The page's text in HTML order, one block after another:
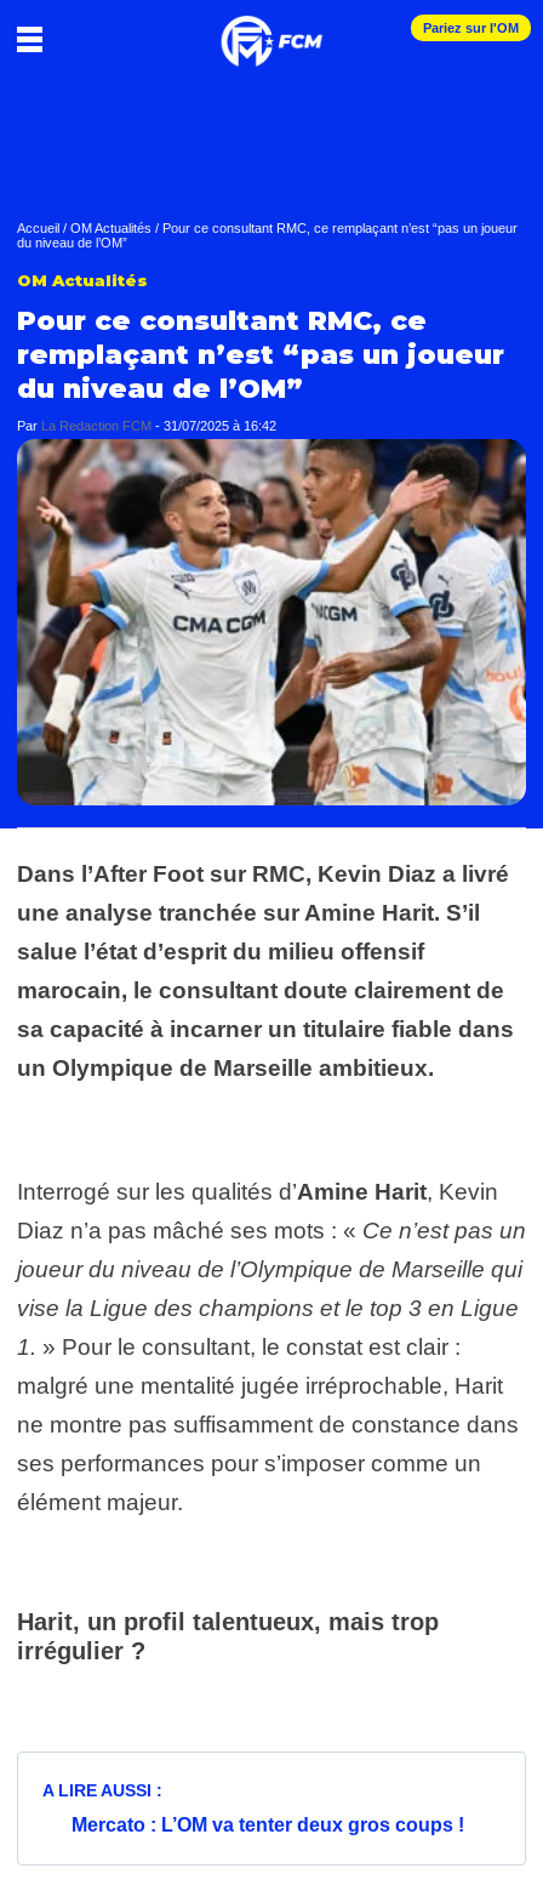
Pariez sur l'OM
Accueil / OM Actualités / Pour ce consultant RMC, ce remplaçant n’est “pas un joueur
du niveau de l’OM”
OM Actualités
Pour ce consultant RMC, ce
remplaçant n’est “pas un joueur
du niveau de l’OM”
Par La Redaction FCM - 31/07/2025 à 16:42
Dans l’After Foot sur RMC, Kevin Diaz a livré
une analyse tranchée sur Amine Harit. S’il
salue l’état d’esprit du milieu offensif
marocain, le consultant doute clairement de
sa capacité à incarner un titulaire fiable dans
un Olympique de Marseille ambitieux.
Interrogé sur les qualités d’Amine Harit, Kevin
Diaz n’a pas mâché ses mots : « Ce n’est pas un
joueur du niveau de l’Olympique de Marseille qui
vise la Ligue des champions et le top 3 en Ligue
1. » Pour le consultant, le constat est clair :
malgré une mentalité jugée irréprochable, Harit
ne montre pas suffisamment de constance dans
ses performances pour s’imposer comme un
élément majeur.
Harit, un profil talentueux, mais trop
irrégulier ?
A LIRE AUSSI :
Mercato : L’OM va tenter deux gros coups !